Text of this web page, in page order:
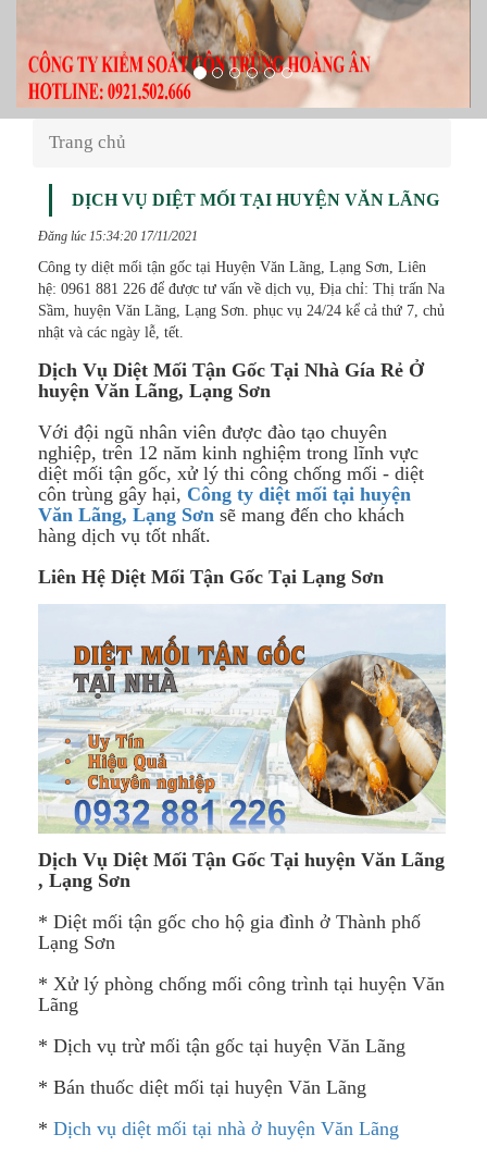
Trang chủ
DỊCH VỤ DIỆT MỐI TẠI HUYỆN VĂN LÃNG
Đăng lúc 15:34:20 17/11/2021
Công ty diệt mối tận gốc tại Huyện Văn Lãng, Lạng Sơn, Liên
hệ: 0961 881 226 để được tư vấn về dịch vụ, Địa chỉ: Thị trấn Na
Sầm, huyện Văn Lãng, Lạng Sơn. phục vụ 24/24 kể cả thứ 7, chủ
nhật và các ngày lễ, tết.
Dịch Vụ Diệt Mối Tận Gốc Tại Nhà Gía Rẻ Ở
huyện Văn Lãng​, Lạng Sơn
Với đội ngũ nhân viên được đào tạo chuyên
nghiệp, trên 12 năm kinh nghiệm trong lĩnh vực
diệt mối tận gốc, xử lý thi công chống mối - diệt
côn trùng gây hại, Công ty diệt mối tại huyện
Văn Lãng​, Lạng Sơn sẽ mang đến cho khách
hàng dịch vụ tốt nhất.
Liên Hệ Diệt Mối Tận Gốc Tại Lạng Sơn
Dịch Vụ Diệt Mối Tận Gốc Tại huyện Văn Lãng​
, Lạng Sơn
* Diệt mối tận gốc cho hộ gia đình ở Thành phố
Lạng Sơn
* Xử lý phòng chống mối công trình tại huyện Văn
Lãng
* Dịch vụ trừ mối tận gốc tại huyện Văn Lãng
* Bán thuốc diệt mối tại huyện Văn Lãng
* Dịch vụ diệt mối tại nhà ở huyện Văn Lãng